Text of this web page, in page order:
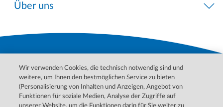
Über uns
Wir verwenden Cookies, die technisch notwendig sind und
weitere, um Ihnen den bestmöglichen Service zu bieten
(Personalisierung von Inhalten und Anzeigen, Angebot von
Funktionen für soziale Medien, Analyse der Zugriffe auf